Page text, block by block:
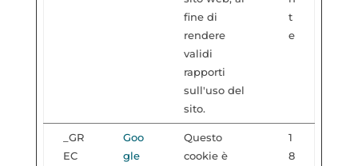
fine di
rendere
validi
rapporti
sull'uso del
sito.
t
e
_GR
EC
Goo
gle
Questo
cookie è
1
8